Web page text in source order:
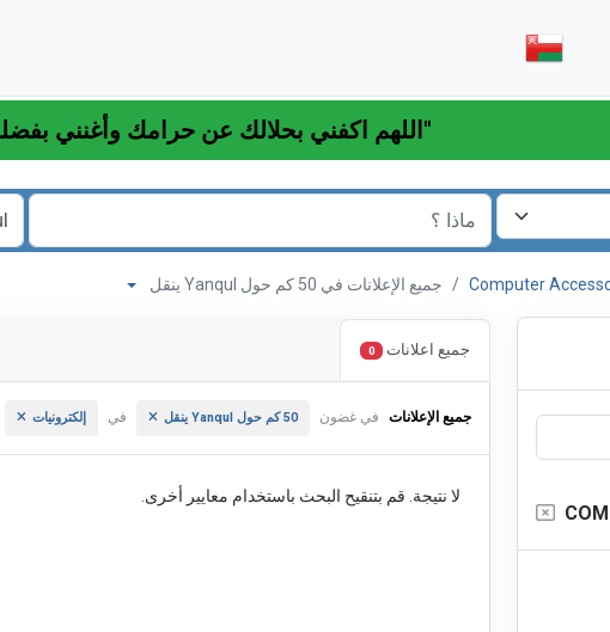
"اللهم اكفني بحلالك عن حرامك وأغنني بفضلك عمن سواك"
Computer جميع الإعلانات في 50 كم حول Yanqul ينقل
جميع اعلانات 0
جميع الإعلانات في غضون 50 كم حول Yanqul ينقل في إلكترونيات
لا نتيجة. قم بتنقيح البحث باستخدام معايير أخرى.